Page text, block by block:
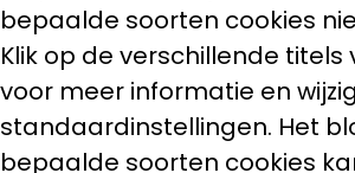
bepaalde soorten cookies
Klik op de verschillende titels
voor meer informatie en
standaardinstellingen. Het
bepaalde soorten cookies